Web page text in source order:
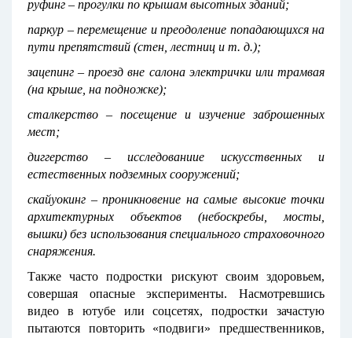
руфинг – прогулки по крышам высотных зданий;
паркур – перемещение и преодоление попадающихся на
пути препятствий (стен, лестниц и т. д.);
зацепинг – проезд вне салона электрички или трамвая
(на крыше, на подножке);
сталкерство – посещение и изучение заброшенных
мест;
диггерство – исследованиие искусственных и
естественных подземных сооружений;
скайуокинг – проникновение на самые высокие точки
архитектурных объектов (небоскребы, мосты,
вышки) без использования специального страховочного
снаряжения.
Также часто подростки рискуют своим здоровьем,
совершая опасные эксперименты. Насмотревшись
видео в ютубе или соцсетях, подростки зачастую
пытаются повторить «подвиги» предшественников,